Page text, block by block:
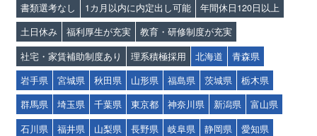
書類選考なし 1カ月以内に内定出し可能
年間休日120日以上
土日休み
福利厚生が充実
教育・研修制度が充実
社宅・家賃補助制度あり
理系積極採用 北海道
青森県
岩手県
宮城県 秋田県 山形県 福島県 茨城県
栃木県
群馬県
埼玉県 千葉県 東京都 神奈川県 新潟県
富山県
石川県
福井県 山梨県 長野県 岐阜県 静岡県
愛知県